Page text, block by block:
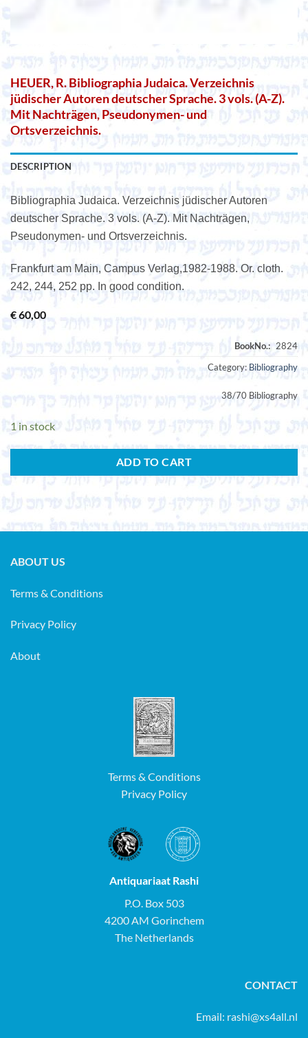
HEUER, R. Bibliographia Judaica. Verzeichnis
jüdischer Autoren deutscher Sprache. 3 vols. (A-Z).
Mit Nachträgen, Pseudonymen- und
Ortsverzeichnis.
DESCRIPTION
Bibliographia Judaica. Verzeichnis jüdischer Autoren
deutscher Sprache. 3 vols. (A-Z). Mit Nachträgen,
Pseudonymen- und Ortsverzeichnis.
Frankfurt am Main, Campus Verlag,1982-1988. Or. cloth.
242, 244, 252 pp. In good condition.
€60,00
Category: Bibliography
38/70 Bibliography
1 in stock
ADD TO CART
ABOUT US
Terms & Conditions
Privacy Policy
About
Terms & Conditions
Privacy Policy
Antiquariaat Rashi
P.O. Box 503
4200 AM Gorinchem
The Netherlands
CONTACT
Email: rashi@xs4all.nl